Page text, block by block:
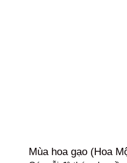
Mùa hoa gạo (Hoa